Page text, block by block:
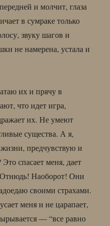
и молчит, глаза
в сумраке только
звуку шагов и
не намерена, устала и
их и прячу в
что идет игра,
их. Не умеют
существа. А я,
предчувствую и
спасает меня, дает
Наоборот! Они
своими страхами.
меня и не царапает,
— “все равно